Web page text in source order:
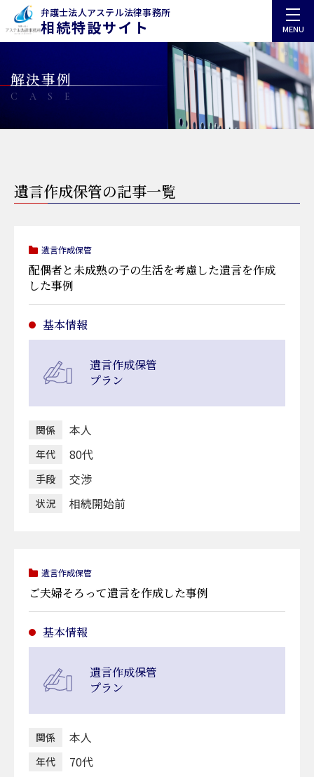
弁護士法人アステル法律事務所
相続特設サイト MENU
解決事例
CASE
遺言作成保管の記事一覧
遺言作成保管
配偶者と未成熟の子の生活を考慮した遺言を作成
した事例
基本情報
遺言作成保管
プラン
関係 本人
年代 80代
手段 交渉
状況 相続開始前
遺言作成保管
ご夫婦そろって遺言を作成した事例
基本情報
遺言作成保管
プラン
関係 本人
年代 70代